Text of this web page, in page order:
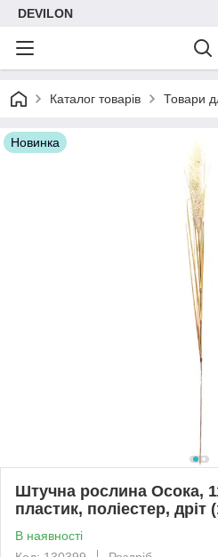
DEVILON
Каталог товарів Товари
Новинка
Штучна рослина Осока,
пластик, поліестер, дріт
В наявності